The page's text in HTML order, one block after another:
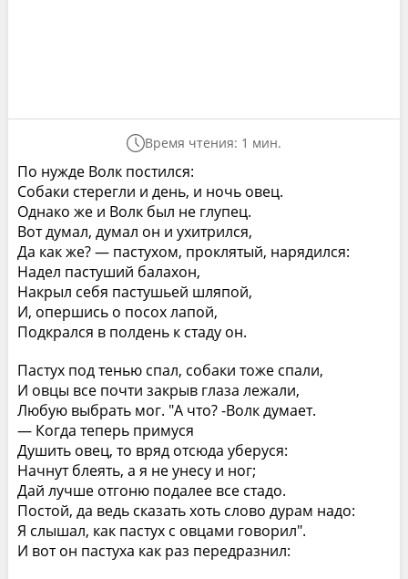
Время чтения: 1 мин.
По нужде Волк постился:
Собаки стерегли и день, и ночь овец.
Однако же и Волк был не глупец.
Вот думал, думал он и ухитрился,
Да как же? — пастухом, проклятый, нарядился:
Надел пастуший балахон,
Накрыл себя пастушьей шляпой,
И, опершись о посох лапой,
Подкрался в полдень к стаду он.
Пастух под тенью спал, собаки тоже спали,
И овцы все почти закрыв глаза лежали,
Любую выбрать мог. "А что? -Волк думает.
— Когда теперь примуся
Душить овец, то вряд отсюда уберуся:
Начнут блеять, а я не унесу и ног;
Дай лучше отгоню подалее все стадо.
Постой, да ведь сказать хоть слово дурам надо:
Я слышал, как пастух с овцами говорил".
И вот он пастуха как раз передразнил: